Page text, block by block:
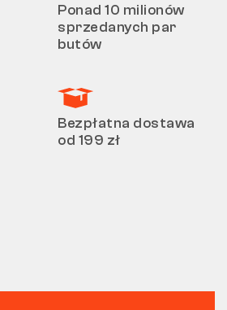
Ponad 10 milionów
sprzedanych par
butów
Bezpłatna dostawa
od 199 zł